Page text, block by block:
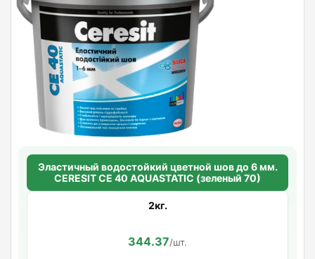
Эластичный водостойкий цветной шов до 6 мм.
CERESIT CE 40 AQUASTATIC (зеленый 70)
2кг.
344.37/шт.